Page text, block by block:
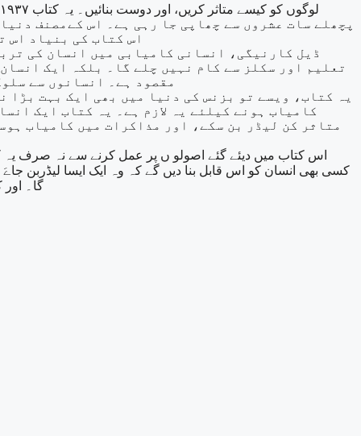
پچھلے سات عشروں سے چھاپی جا رہی ہے۔ اس کےمصنف
اس کتاب کی بنیاد اس
ڈیل کارنیگی، انسانی کامیابی میں انسان کی
تعلیم اور سکلز سے کام نہیں چلے گا۔ بلکہ ایک
مقصود ہے۔ انسانوں سے
یہ کتاب، ویسے تو بزنس کی دنیا میں بھی ایک بہت
کامیاب ہونے کیلئے یہ لازم ہے۔ یہ کتاب ایک
متاثر کن لیڈر بن سکے، اور مذاکرات میں کامیاب
اس کتاب میں دیئے گئے اصولو ں پر عمل کرنے سے نہ صرف یہ
کسی بھی انسان کو اس قابل بنا دیں گے کہ وہ ایک ایسا
گا۔